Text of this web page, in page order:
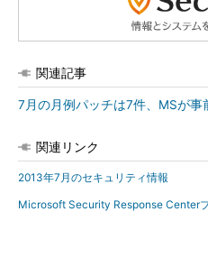
関連記事
7月の月例パッチは7件、MSが事
関連リンク
2013年7月のセキュリティ情報
Microsoft Security Response Center